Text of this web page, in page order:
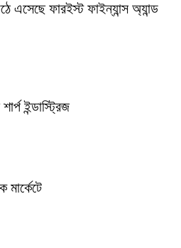
এসেছে ফারইস্ট ফাইন্যান্স অ্যান্ড
ইন্ডাস্ট্রিজ